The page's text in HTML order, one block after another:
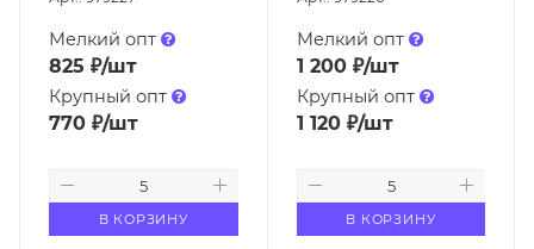
Мелкий опт
825 ₽/шт
Крупный опт
770 ₽/шт
В КОРЗИНУ
Мелкий опт
1 200₽/шт
Крупный опт
1 120₽/шт
В КОРЗИНУ